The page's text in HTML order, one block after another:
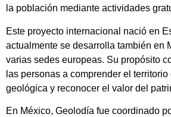
la población mediante actividades
Este proyecto internacional nació en
actualmente se desarrolla también en
varias sedes europeas. Su propósito
las personas a comprender el
geológica y reconocer el valor del
En México, Geolodía fue coordinado